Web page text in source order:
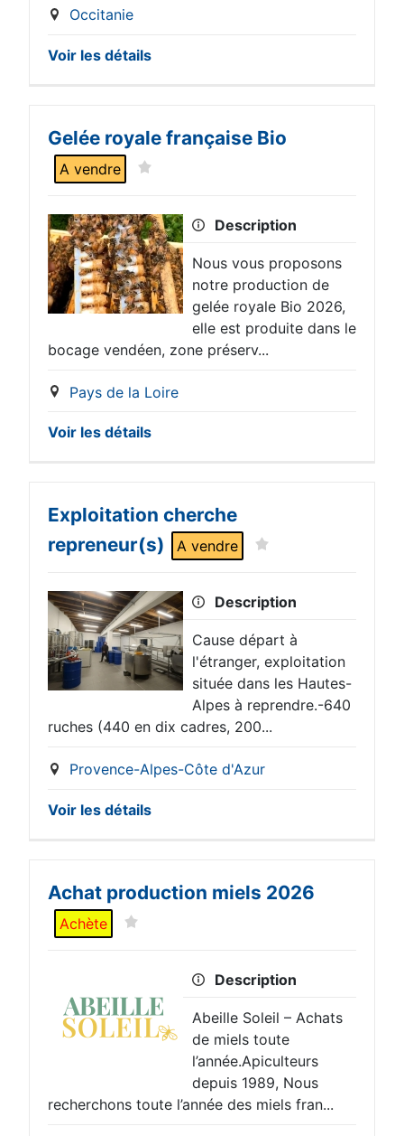
Occitanie
Voir les détails
Gelée royale française Bio
A vendre
Description
Nous vous proposons
notre production de
gelée royale Bio 2026,
elle est produite dans le
bocage vendéen, zone préserv...
Pays de la Loire
Voir les détails
Exploitation cherche
repreneur(s)
A vendre
Description
Cause départ à
l'étranger, exploitation
située dans les Hautes-
Alpes à reprendre.-640
ruches (440 en dix cadres, 200...
Provence-Alpes-Côte d'Azur
Voir les détails
Achat production miels 2026
Achète
Description
Abeille Soleil – Achats
de miels toute
l’année.Apiculteurs
depuis 1989, Nous
recherchons toute l’année des miels fran...